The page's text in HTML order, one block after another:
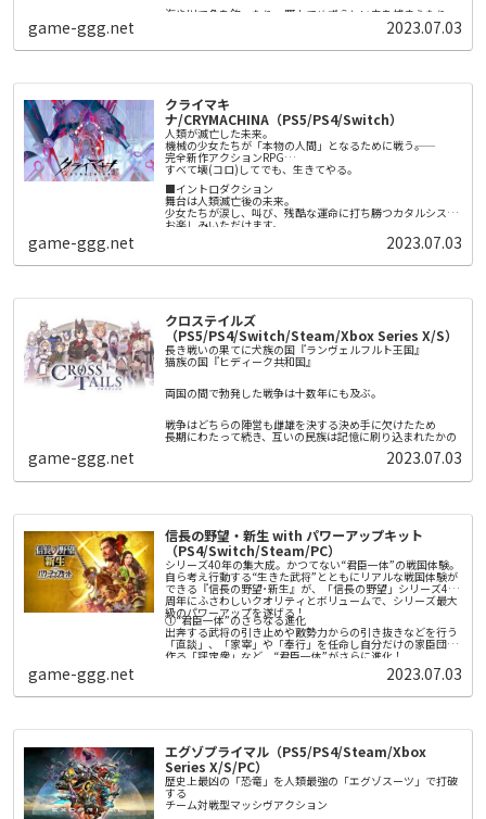
新たに発見された「氷ピクミン」は、原生生物や水面を凍ら
せることができます。氷ピクミンに指示をすれば、凍らせた
物が凶暴化する、危険な夜の探索に繰り出します。
▼相棒「オッチン」
主人公と一緒に行動する宇宙犬の「オッチン」。オッチンだ
けで重いものを運んだり、背中に主人公とピクミンを乗せ
て、水の上を渡ることだってできます。また、探しているも
ののニオイをたどって、その場所まで連れて行ってくれま
す。
ピクミンやオッチンは、主人公の指示に従って働いてくれま
す。それぞれの特徴を知り、ダンドリよく正しい指示を出せ
ば、どんなピンチも乗り越えられるでしょう。
▼「ピクミン」を初めてプレイされる方へ
ピクミンはときに原生生物に食べられてしまったり、電気や
火にやられてしまい、ピクミンを失ってしまうこともあるか
もしれません。そんな時は、少し前に時間を巻き戻し、何度
できます。
ポインターで原生生物に狙いを定めて「エンゴ射撃」した
しいと思ったら、2Pがサポートしつつ、ストーリーを進める
ことができます。
海や川で魚を釣ったり、野山でめずらしい虫を捕まえたり、
夏休みには楽しい遊びがたくさん！サーカスのお手伝いをす
るもよし、町で暮らす人々と交流するもよし。夏祭りでは花
火や盆踊りが夜を明るく彩ります。そして列車に乗れば隣町
の思い出を作りませんか？
夏休みや子供時代へのノスタルジーをテーマにしたゲームを
数多く手掛けてきた綾部和による『なつもん！ ２０世紀の夏
休み』がNintendo Switch™に登場です。
game-ggg.net 2023.07.03
クライマキ
ナ/CRYMACHINA（PS5/PS4/Switch）
人類が滅亡した未来。
機械の少女たちが「本物の人間」となるために戦う――。
完全新作アクションRPG
すべて壊(コロ)してでも、生きてやる。
■イントロダクション
舞台は人類滅亡後の未来。
少女たちが涙し、叫び、残酷な運命に打ち勝つカタルシスを
お楽しみいただけます。
病によって死の淵にたつ少女レーベン・ディステルは声を聞
「あなたは選ばれた。」
そして訪れる死。
しかしレーベンは再び目を覚ます。
エノアと名乗る機械の少女に迎えられて。
そこはエデンと呼ばれる構造体のなか。
エデンでは機械たちが人類再生のために
「本物の人間」を創造しようと稼働をつづけていた。
「本物の人間」になるための戦いに巻き込まれていく。
■ゲームの特徴
〇機械の少女たちが紡ぐ「愛」の物語
「家族」として共に生き抜くことを誓い合う少女たち。
そんな少女たちの心の機微を丁寧に描いた本作は、儚くも力
強さを感じさせる物語となっています。
〇戦いの舞台「エデン」と憩いの拠点「箱庭」
本作は戦いの舞台「エデン」と憩いの拠点「箱庭」のふたつ
の世界を行き来しながら物語を進めます。
「エデン」では敵との爽快感＆カタルシスのある攻防を楽し
めるほか、未知なる施設——未知なる敵——未知なるアイテ
ムなど、未知を探索し発見するロマンを味わえます。
「箱庭」ではキャラクターの強化ができるほか、お茶会と呼
ばれるキャラクターたちの日常会話や、収集した読み物や楽
〇爽快感＆カタルシスのある攻防
エデンでは3人のプレイアブルキャラクターをステージごと
に切り替えて戦うことができます。
戦闘時には近接攻撃と遠距離攻撃を切り替えながら爽快感の
あるコンボが繋がるほか、ジャスト回避やカウンターを用い
敵を倒すことで眷属機という、キャラクターの背面に浮遊す
従える事が可能で、その兵装にあった自動攻撃を行います。
更には「思装」と呼ばれる制御アイテムを付与する事で、プ
レイヤーの戦略に合わせてその攻撃をカスタムする事もでき
ます。
game-ggg.net 2023.07.03
クロステイルズ
（PS5/PS4/Switch/Steam/Xbox Series X/S）
長き戦いの果てに犬族の国『ランヴェルフルト王国』
猫族の国『ヒディーク共和国』
両国の間で勃発した戦争は十数年にも及ぶ。
戦争はどちらの陣営も雌雄を決する決め手に欠けたため
長期にわたって続き、互いの民族は記憶に刷り込まれたかの
ように、
game-ggg.net 2023.07.03
信長の野望・新生 with パワーアップキット
（PS4/Switch/Steam/PC）
シリーズ40年の集大成。かつてない“君臣一体”の戦国体験。
自ら考え行動する“生きた武将”とともにリアルな戦国体験が
できる『信長の野望･新生』が、「信長の野望」シリーズ40
周年にふさわしいクオリティとボリュームで、シリーズ最大
級のパワーアップを遂げる！
①“君臣一体”のさらなる進化
出奔する武将の引き止めや敵勢力からの引き抜きなどを行う
「直談」、「家宰」や「奉行」を任命し自分だけの家臣団を
作る「評定衆」など、“君臣一体”がさらに進化！
にとどまらない、ダイナミックかつリアリティのある攻城戦
③勢力ごとに異なる多彩な戦略性
勢力を特徴づける「政策」を大幅に拡充。さらに城ごとに役
割を決め拠点間のネットワークを築き、活かす「城役割」
や、新たなプレイ感を生み出す「軍団戦略」など、自分だけ
の戦略を実現する新要素を追加！
④定番の各種エディタ機能をはじめ、追加要素も充実！
シナリオやイベント、特性など、従来要素も大幅ボリューム
アップ。さらに武将やBGM、シナリオの編集機能や、新勢力
game-ggg.net 2023.07.03
エグゾプライマル（PS5/PS4/Steam/Xbox
Series X/S/PC）
歴史上最凶の「恐竜」を人類最強の「エグゾスーツ」で打破
する
チーム対戦型マッシヴアクション​​